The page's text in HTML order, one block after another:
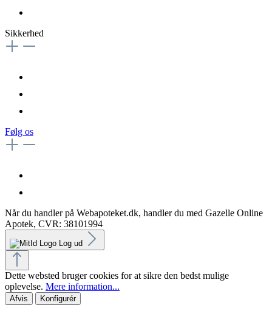
Sikkerhed
Følg os
Når du handler på Webapoteket.dk, handler du med Gazelle Online
Apotek, CVR: 38101994
Log ud
Dette websted bruger cookies for at sikre den bedst mulige
oplevelse. Mere information...
Afvis Konfigurér